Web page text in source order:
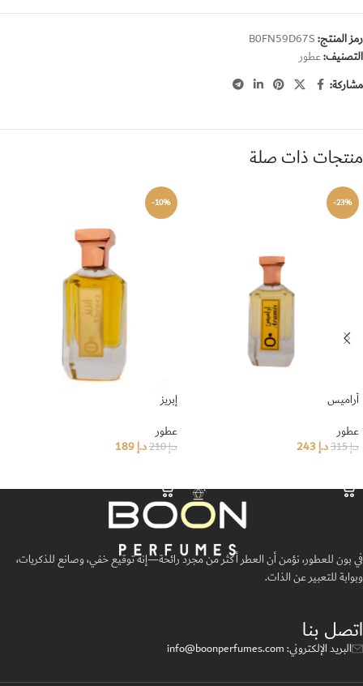
رمز المنتج:B0FN59D67S
التصنيف:عطور
مشاركة:
منتجات ذات صلة
-23%
أراميس
عطور
د.إ315 د.إ
-10%
إبريز
عطور
د.إ210 د.إ
في بون للعطور، نؤمن أن العطر أكثر من مجرد رائحة—إنه توقيع خفي، وصانع للذكريات،
وبوابة للتعبير عن الذات.
اتصل بنا
البريد الإلكتروني: info@boonperfumes.com